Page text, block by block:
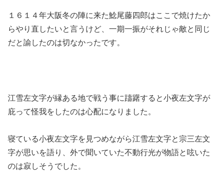
１６１４年大阪冬の陣に来た鯰尾藤四郎はここで焼けたか
らやり直したいと言うけど、一期一振がそれじゃ敵と同じ
だと諭したのは切なかったです。
江雪左文字が縁ある地で戦う事に躊躇すると小夜左文字が
庇って怪我をしたのは心配になりました。
寝ている小夜左文字を見つめながら江雪左文字と宗三左文
字が思いを語り、外で聞いていた不動行光が物語と呟いた
のは寂しそうでした。